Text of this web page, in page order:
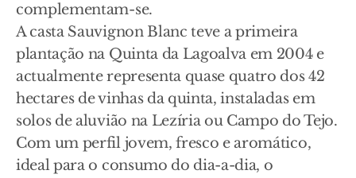
complementam-se.
A casta Sauvignon Blanc teve a primeira
plantação na Quinta da Lagoalva em 2004 e
actualmente representa quase quatro dos 42
hectares de vinhas da quinta, instaladas em
solos de aluvião na Lezíria ou Campo do Tejo.
Com um perfil jovem, fresco e aromático,
ideal para o consumo do dia-a-dia, o